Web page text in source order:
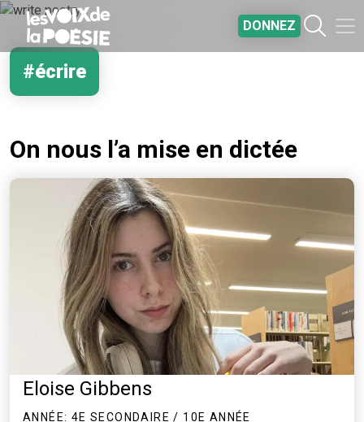
DONNEZ
#écrire
On nous l’a mise en dictée
Eloise Gibbens
ANNÉE: 4E SECONDAIRE / 10E ANNÉE